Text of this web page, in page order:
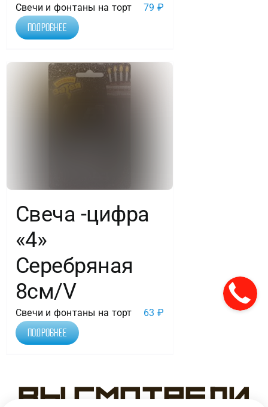
Свечи и фонтаны на торт 79 ₽
Подробнее
Свеча -цифра
«4»
Серебряная
8см/V
Свечи и фонтаны на торт 63 ₽
Подробнее
Вы смотрели